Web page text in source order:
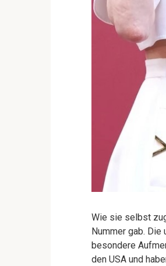
Wie sie selbst
Nummer gab.
besondere
den USA und